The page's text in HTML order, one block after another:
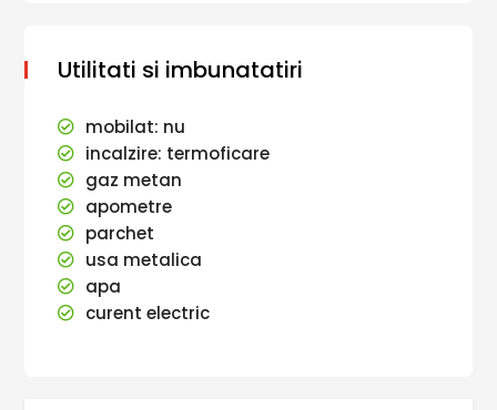
Utilitati si imbunatatiri
mobilat: nu
incalzire: termoficare
gaz metan
apometre
parchet
usa metalica
apa
curent electric